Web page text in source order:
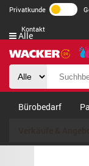
Privatkunde
Kontakt
Alle
Bürobedarf